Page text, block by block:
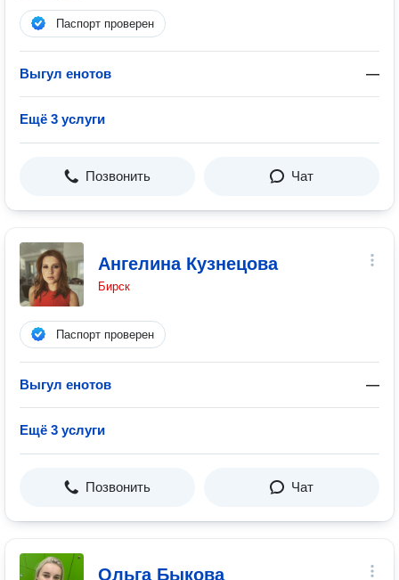
Паспорт проверен
Выгул енотов —
Ещё 3 услуги
Позвонить Чат
Ангелина Кузнецова
Бирск
Паспорт проверен
Выгул енотов —
Ещё 3 услуги
Позвонить Чат
Ольга Быкова